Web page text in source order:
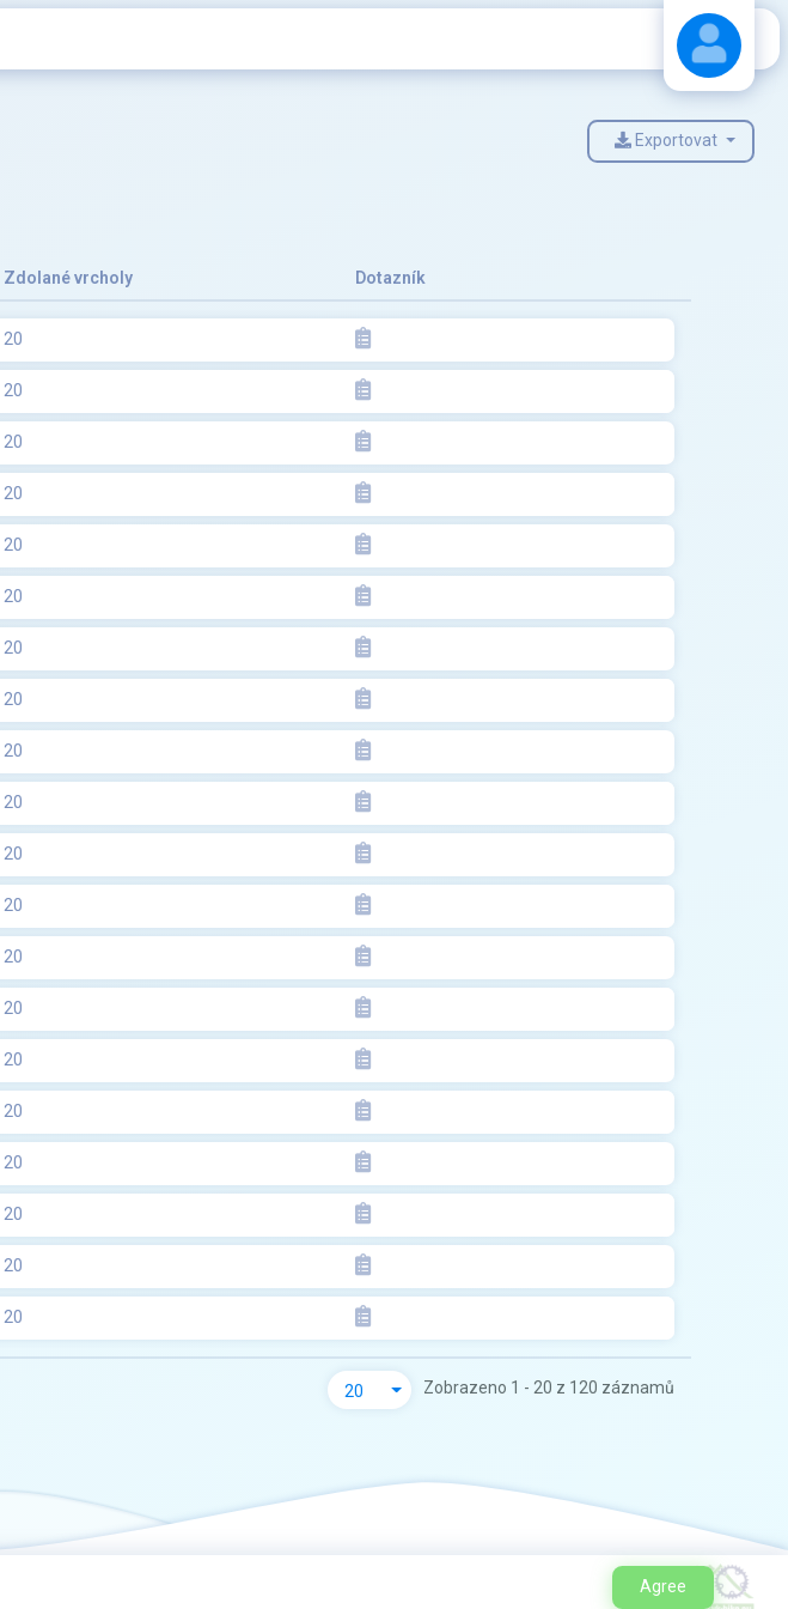
Stáhnout návodExportovat
Zdolané vrcholy Dotazník
20
20
20
20
20
20
20
20
20
20
20
20
20
20
20
20
20
20
20
20
20 Zobrazeno 1 - 20 z 120 záznamů
Agree